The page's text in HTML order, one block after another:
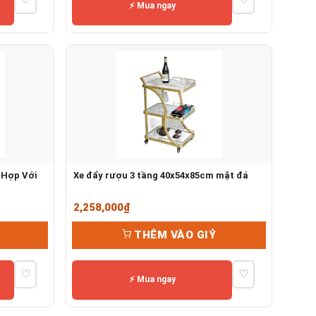
⚡ Mua ngay
Với
♡
Xe đẩy rượu 3 tầng 40x54x85cm mặt đá
2,258,000₫
THÊM VÀO GIỶ
⚡ Mua ngay ♡